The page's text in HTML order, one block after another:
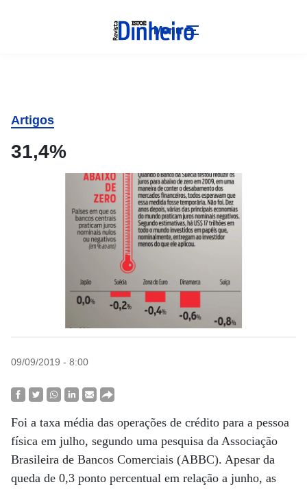
Menu
Artigos
31,4%
09/09/2019 - 8:00
Foi a taxa média das operações de crédito para a pessoa
física em julho, segundo uma pesquisa da Associação
Brasileira de Bancos Comerciais (ABBC). Apesar da
queda de 0,3 ponto percentual em relação a junho, as